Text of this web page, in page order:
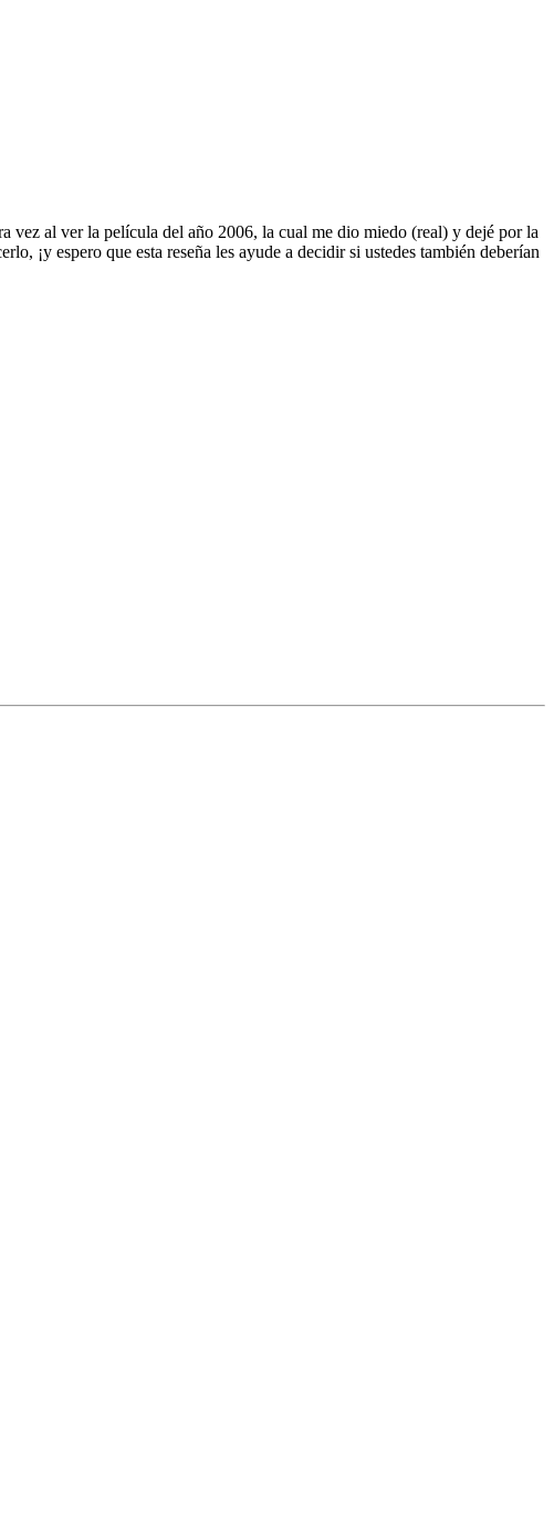
vez al ver la película del año 2006, la cual me dio miedo (real) y dejé por la
¡y espero que esta reseña les ayude a decidir si ustedes también deberían